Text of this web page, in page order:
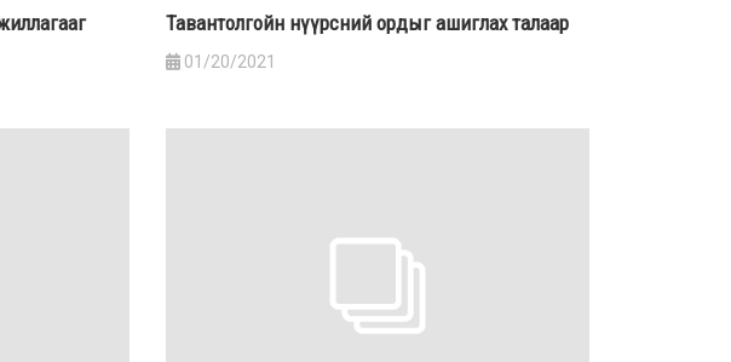
Тавантолгойн нүүрсний ордыг ашиглах талаар
01/20/2021